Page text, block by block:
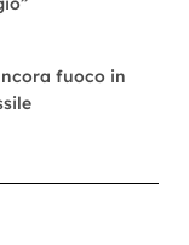
fuoco in